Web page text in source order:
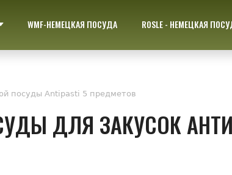
WMF-НЕМЕЦКАЯ ПОСУДА ROSLE - НЕМЕЦКАЯ
посуды Antipasti 5 предметов
ДЛЯ ЗАКУСОК